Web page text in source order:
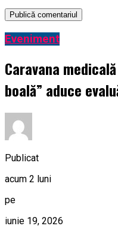
Eveniment
Caravana
boală” aduce
Publicat
acum 2 luni
pe
iunie 19, 2026